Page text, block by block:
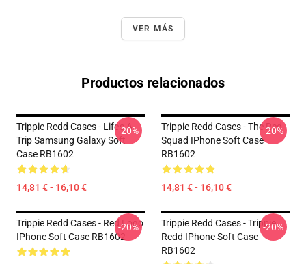
VER MÁS
Productos relacionados
Trippie Redd Cases - Life's A
Trip Samsung Galaxy Soft
Case RB1602
14,81 € - 16,10 €
-20%
Trippie Redd Cases - The Red
Squad IPhone Soft Case
RB1602
14,81 € - 16,10 €
-20%
Trippie Redd Cases - Red Logo
IPhone Soft Case RB1602
-20%
Trippie Redd Cases - Trippie
Redd IPhone Soft Case
RB1602
-20%